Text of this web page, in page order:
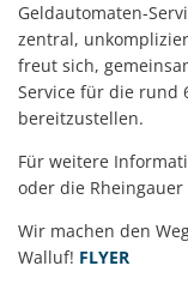
Geldautomaten-
zentral,
freut sich,
Service für die rund
bereitzustellen.
Für weitere
oder die
Wir machen den
Walluf! FLYER